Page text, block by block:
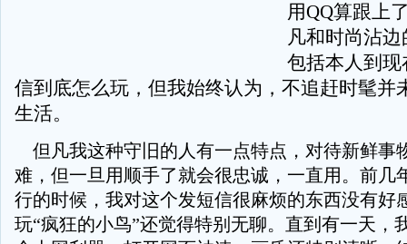
用QQ算跟上
凡和时尚沾
包括本人到
信到底怎么玩，但我始终认为，不追赶时髦并
生活。
但凡我这种守旧的人有一点特点，对待新鲜事
难，但一旦用顺手了就会很忠诚，一直用。前几
行的时候，我对这个发短信很麻烦的东西没有好
玩“疯狂的小鸟”还觉得特别无聊。直到有一天，